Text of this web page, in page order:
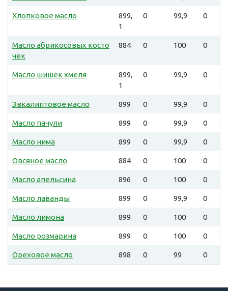
Хлопковое масло
899,
1
0 99,9 0
Масло абрикосовых косто
чек
884 0 100 0
Масло шишек хмеля
899,
1
0 99,9 0
Эвкалиптовое масло 899 0 99,9 0
Масло пачули 899 0 99,9 0
Масло нима 899 0 99,9 0
Овсяное масло 884 0 100 0
Масло апельсина 896 0 100 0
Масло лаванды 899 0 99,9 0
Масло лимона 899 0 100 0
Масло розмарина 899 0 100 0
Ореховое масло 898 0 99 0